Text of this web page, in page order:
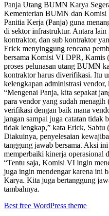
Panja Utang BUMN Karya
Kementerian BUMN dan Komisi
Panitia Kerja (Panja) guna
di sektor infrastruktur. Antara lain
kontraktor, dan sub kontraktor
Erick menyinggung rencana
bersama Komisi VI DPR, Kamis
proses pelunasan utang BUMN
kontraktor harus diverifikasi. Itu
kelengkapan administrasi
“Mengenai Panja, kita sepakat
para vendor yang sudah
verifikasi dengan baik mana
jangan sampai juga catatan tidak
tidak lengkap,” kata Erick, Sabtu
Diakuinya, penyelesaian
tanggung jawab bersama. Aksi
memperbaiki kinerja operasional
“Tentu saja, Komisi VI ingin
juga ingin mendengar karena ini
Karya. Kita juga bertanggung
tambahnya.
Best free WordPress theme